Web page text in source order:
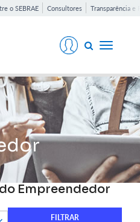
o SEBRAE Consultores Transparência e
Toggle
Empreendedor